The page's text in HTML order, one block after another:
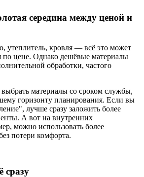
середина между ценой и
утеплитель, кровля — всё это может
по цене. Однако дешёвые материалы
обработки, частого
выбрать материалы со сроком службы,
горизонту планирования. Если вы
лучше сразу заложить более
А вот на внутренних
можно использовать более
потери комфорта.
сразу